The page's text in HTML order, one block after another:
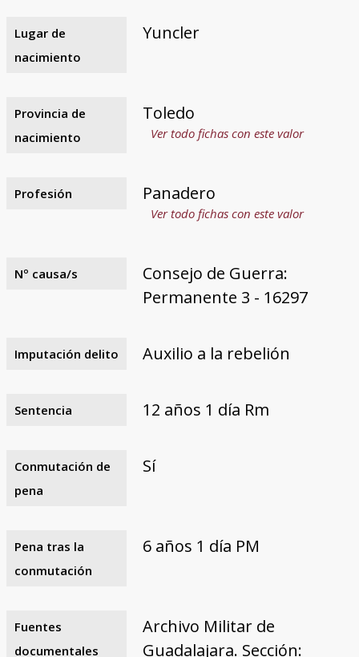
Lugar de
nacimiento
Yuncler
Provincia de
nacimiento
Toledo
Ver todo fichas con este valor
Profesión Panadero
Ver todo fichas con este valor
Nº causa/s
Consejo de Guerra:
Permanente 3 - 16297
Imputación delito Auxilio a la rebelión
Sentencia 12 años 1 día Rm
Conmutación de
pena
Sí
Pena tras la
conmutación
6 años 1 día PM
Fuentes
documentales
Archivo Militar de
Guadalajara. Sección: